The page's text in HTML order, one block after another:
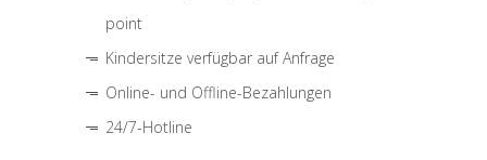
point
Kindersitze verfügbar auf Anfrage
Online- und Offline-Bezahlungen
24/7-Hotline